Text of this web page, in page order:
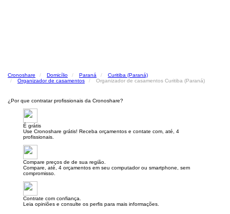
Cronoshare Domicílio Paraná
Curitiba (Paraná)
Organizador de casamentos
Organizador de casamentos Curitiba (Paraná)
¿Por que contratar profissionais da Cronoshare?
É grátis
Use Cronoshare grátis! Receba orçamentos e contate com, até, 4
profissionais.
Compare preços de de sua região.
Compare, até, 4 orçamentos em seu computador ou smartphone, sem
compromisso.
Contrate com confiança.
Leia opiniões e consulte os perfis para mais informações.